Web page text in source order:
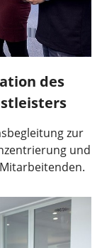
des
zur
und